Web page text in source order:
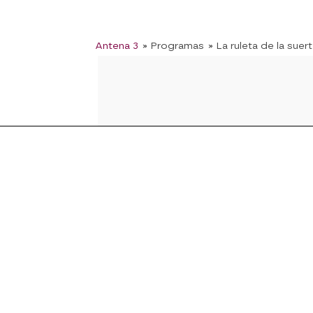
Antena 3 » Programas » La ruleta de la